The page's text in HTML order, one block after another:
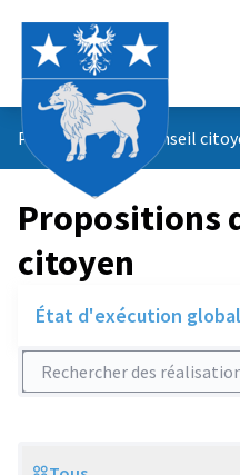
Propositions du conseil
Propositions
citoyen
État d'exécution global
Rechercher des réalisations